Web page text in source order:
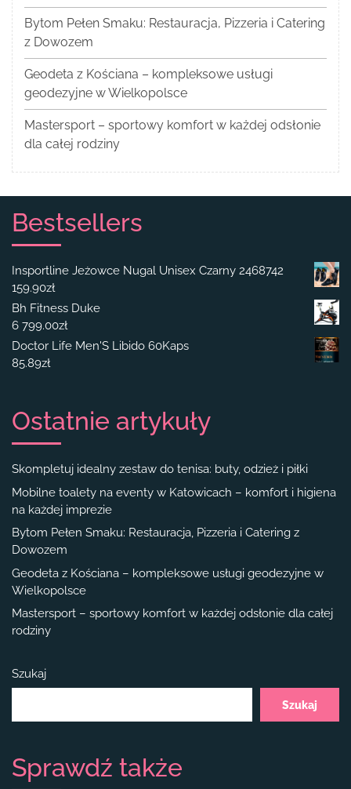
Bytom Pełen Smaku: Restauracja, Pizzeria i Catering
z Dowozem
Geodeta z Kościana – kompleksowe usługi
geodezyjne w Wielkopolsce
Mastersport – sportowy komfort w każdej odsłonie
dla całej rodziny
Bestsellers
Insportline Jeżowce Nugal Unisex Czarny 2468742
159.90zł
Bh Fitness Duke
6 799.00zł
Doctor Life Men'S Libido 60Kaps
85.89zł
Ostatnie artykuły
Skompletuj idealny zestaw do tenisa: buty, odzież i piłki
Mobilne toalety na eventy w Katowicach – komfort i higiena
na każdej imprezie
Bytom Pełen Smaku: Restauracja, Pizzeria i Catering z
Dowozem
Geodeta z Kościana – kompleksowe usługi geodezyjne w
Wielkopolsce
Mastersport – sportowy komfort w każdej odsłonie dla całej
rodziny
Szukaj
Szukaj
Sprawdź także